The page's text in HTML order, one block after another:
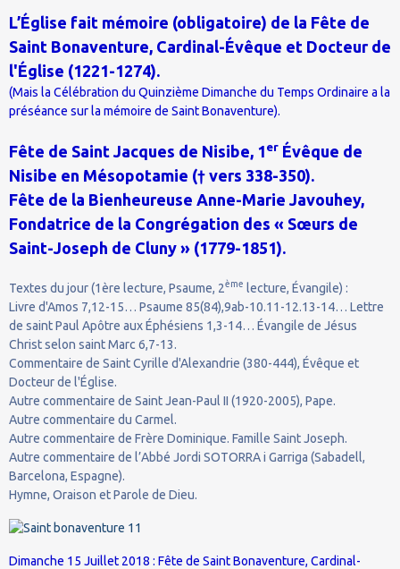
L’Église fait mémoire (obligatoire) de la Fête de
Saint Bonaventure, Cardinal-Évêque et Docteur de
l'Église (1221-1274).
(Mais la Célébration du Quinzième Dimanche du Temps Ordinaire a la
préséance sur la mémoire de Saint Bonaventure).
Fête de Saint Jacques de Nisibe, 1er Évêque de
Nisibe en Mésopotamie († vers 338-350).
Fête de la Bienheureuse Anne-Marie Javouhey,
Fondatrice de la Congrégation des « Sœurs de
Saint-Joseph de Cluny » (1779-1851).
Textes du jour (1ère lecture, Psaume, 2ème lecture, Évangile) :
Livre d'Amos 7,12-15… Psaume 85(84),9ab-10.11-12.13-14… Lettre
de saint Paul Apôtre aux Éphésiens 1,3-14… Évangile de Jésus
Christ selon saint Marc 6,7-13.
Commentaire de Saint Cyrille d'Alexandrie (380-444), Évêque et
Docteur de l'Église.
Autre commentaire de Saint Jean-Paul II (1920-2005), Pape.
Autre commentaire du Carmel.
Autre commentaire de Frère Dominique. Famille Saint Joseph.
Autre commentaire de l’Abbé Jordi SOTORRA i Garriga (Sabadell,
Barcelona, Espagne).
Hymne, Oraison et Parole de Dieu.
Dimanche 15 Juillet 2018 : Fête de Saint Bonaventure, Cardinal-